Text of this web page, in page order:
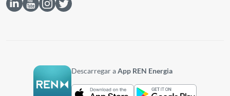
Descarregar aApp REN Energia